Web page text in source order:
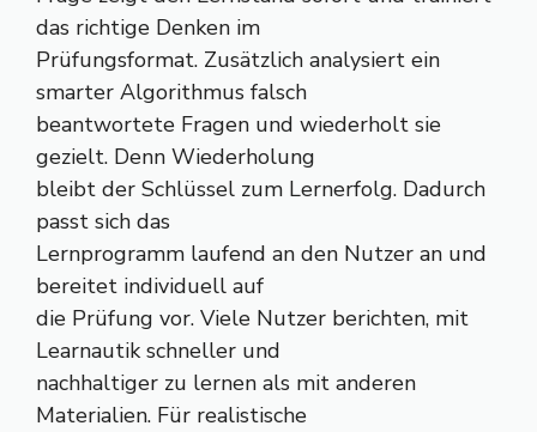
das richtige Denken im
Prüfungsformat. Zusätzlich analysiert ein
smarter Algorithmus falsch
beantwortete Fragen und wiederholt sie
gezielt. Denn Wiederholung
bleibt der Schlüssel zum Lernerfolg. Dadurch
passt sich das
Lernprogramm laufend an den Nutzer an und
bereitet individuell auf
die Prüfung vor. Viele Nutzer berichten, mit
Learnautik schneller und
nachhaltiger zu lernen als mit anderen
Materialien. Für realistische